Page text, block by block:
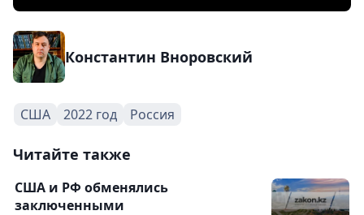
Константин Вноровский
США 2022 год Россия
Читайте также
США и РФ обменялись
заключенными